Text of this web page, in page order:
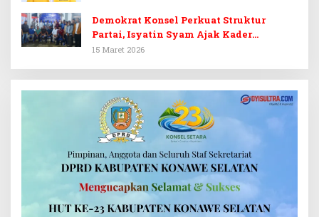
Demokrat Konsel Perkuat Struktur
Partai, Isyatin Syam Ajak Kader
Kembalikan Kejayaan
15 Maret 2026